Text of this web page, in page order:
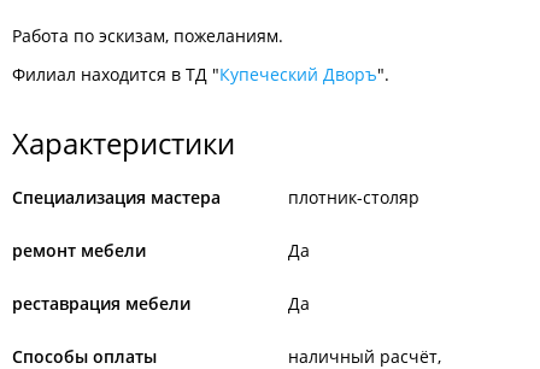
Работа по эскизам, пожеланиям.
Филиал находится в ТД "Купеческий Дворъ".
Характеристики
Специализация мастера плотник-столяр
ремонт мебели Да
реставрация мебели Да
Способы оплаты
наличный расчёт